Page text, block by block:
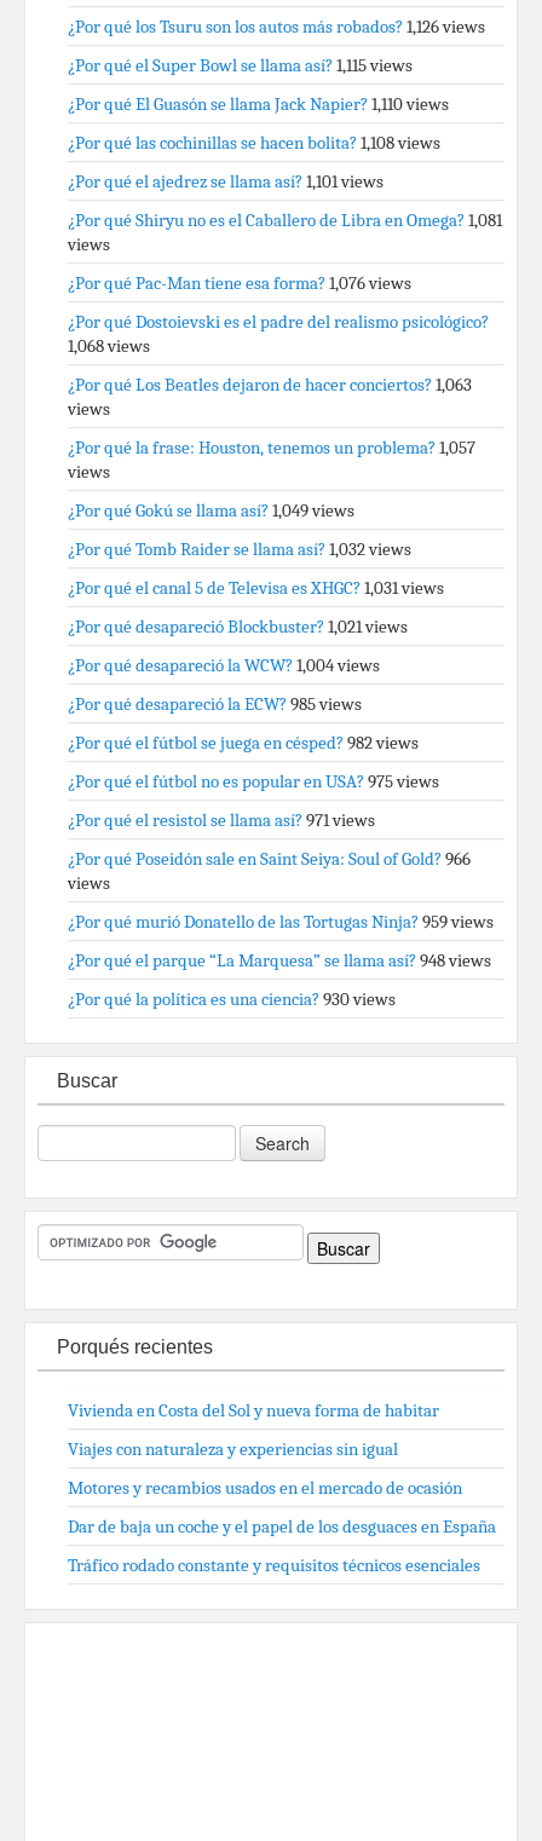
¿Por qué los Tsuru son los autos más robados? 1,126 views
¿Por qué el Super Bowl se llama así? 1,115 views
¿Por qué El Guasón se llama Jack Napier? 1,110 views
¿Por qué las cochinillas se hacen bolita? 1,108 views
¿Por qué el ajedrez se llama así? 1,101 views
¿Por qué Shiryu no es el Caballero de Libra en Omega? 1,081
views
¿Por qué Pac-Man tiene esa forma? 1,076 views
¿Por qué Dostoievski es el padre del realismo psicológico?
1,068 views
¿Por qué Los Beatles dejaron de hacer conciertos? 1,063
views
¿Por qué la frase: Houston, tenemos un problema? 1,057
views
¿Por qué Gokú se llama así? 1,049 views
¿Por qué Tomb Raider se llama así? 1,032 views
¿Por qué el canal 5 de Televisa es XHGC? 1,031 views
¿Por qué desapareció Blockbuster? 1,021 views
¿Por qué desapareció la WCW? 1,004 views
¿Por qué desapareció la ECW? 985 views
¿Por qué el fútbol se juega en césped? 982 views
¿Por qué el fútbol no es popular en USA? 975 views
¿Por qué el resistol se llama así? 971 views
¿Por qué Poseidón sale en Saint Seiya: Soul of Gold? 966
views
¿Por qué murió Donatello de las Tortugas Ninja? 959 views
¿Por qué el parque “La Marquesa” se llama así? 948 views
¿Por qué la política es una ciencia? 930 views
Buscar
Porqués recientes
Vivienda en Costa del Sol y nueva forma de habitar
Viajes con naturaleza y experiencias sin igual
Motores y recambios usados en el mercado de ocasión
Dar de baja un coche y el papel de los desguaces en España
Tráfico rodado constante y requisitos técnicos esenciales